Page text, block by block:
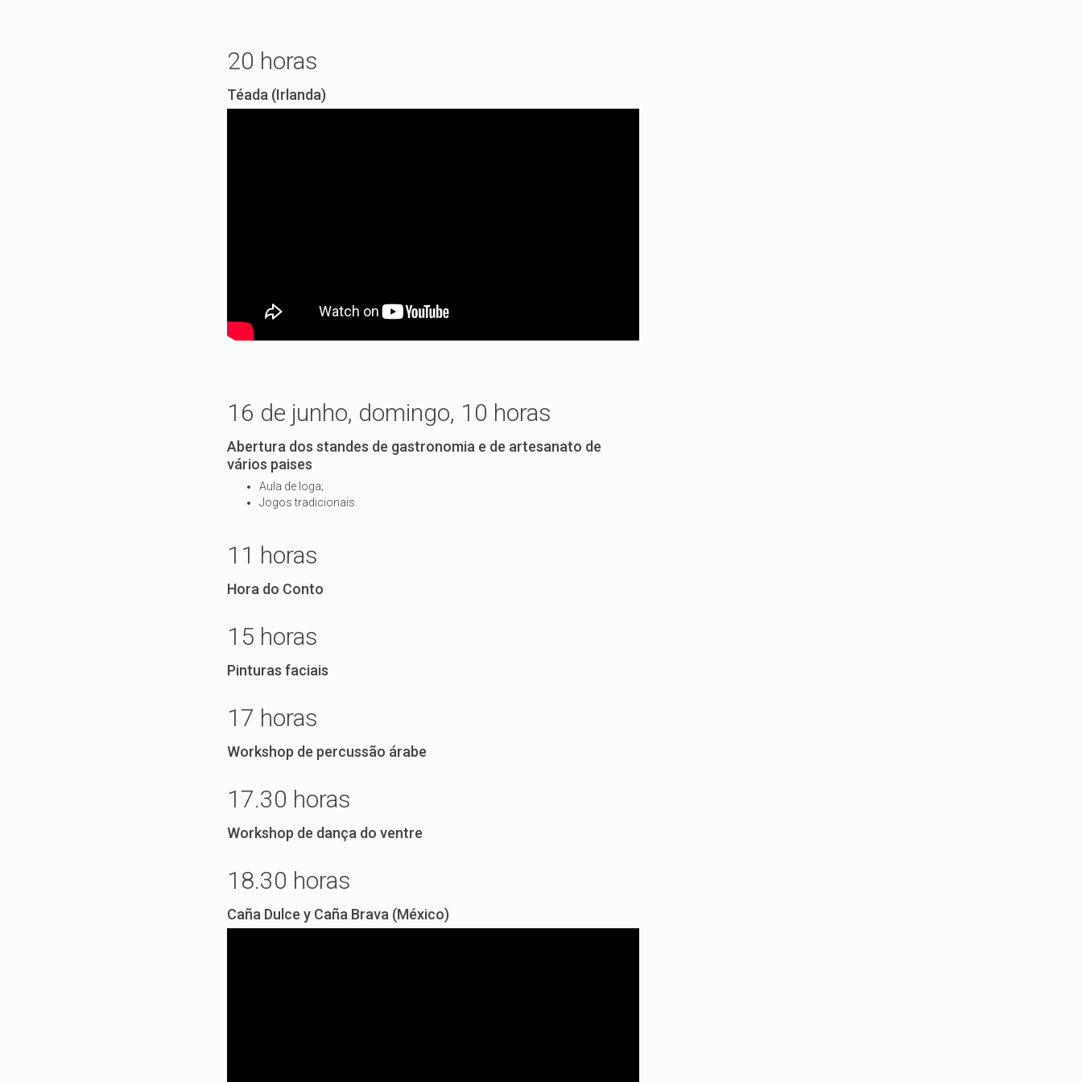
20 horas
Téada (Irlanda)
16 de junho, domingo, 10 horas
Abertura dos standes de gastronomia e de artesanato de
vários paises
Aula de Ioga;
Jogos tradicionais.
11 horas
Hora do Conto
15 horas
Pinturas faciais
17 horas
Workshop de percussão árabe
17.30 horas
Workshop de dança do ventre
18.30 horas
Caña Dulce y Caña Brava (México)